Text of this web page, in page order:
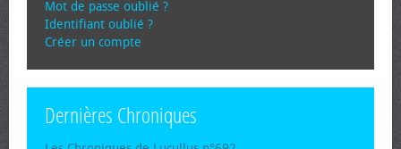
Mot de passe oublié ?
Identifiant oublié ?
Créer un compte
Dernières Chroniques